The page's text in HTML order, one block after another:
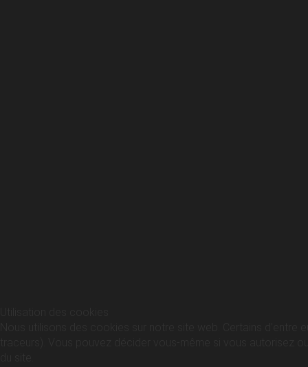
Nous utilisons des cookies sur notre site web. Certains
traceurs). Vous pouvez décider vous-même si vous autorisez